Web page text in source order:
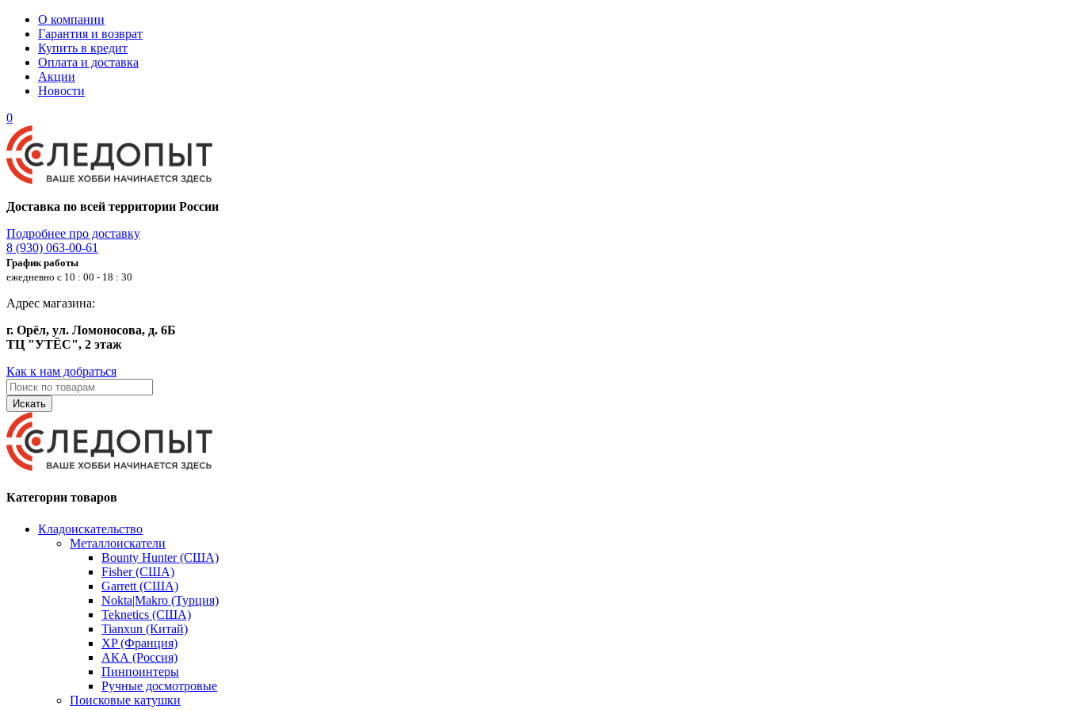
О компании
Гарантия и возврат
Купить в кредит
Оплата и доставка
Акции
Новости
0
Доставка по всей территории России
Подробнее про доставку
8 (930) 063-00-61
График работы
ежедневно с 10 : 00 - 18 : 30
Адрес магазина:
г. Орёл, ул. Ломоносова, д. 6Б
ТЦ "УТЁС", 2 этаж
Как к нам добраться
Искать
Категории товаров
Кладоискательство
Металлоискатели
Bounty Hunter (США)
Fisher (США)
Garrett (США)
Nokta|Makro (Турция)
Teknetics (США)
Tianxun (Китай)
XP (Франция)
АКА (Россия)
Пинпоинтеры
Ручные досмотровые
Поисковые катушки